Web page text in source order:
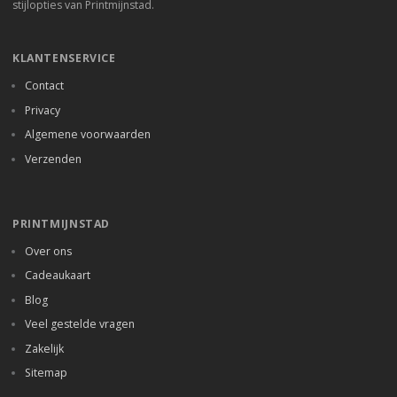
stijlopties van Printmijnstad.
KLANTENSERVICE
Contact
Privacy
Algemene voorwaarden
Verzenden
PRINTMIJNSTAD
Over ons
Cadeaukaart
Blog
Veel gestelde vragen
Zakelijk
Sitemap